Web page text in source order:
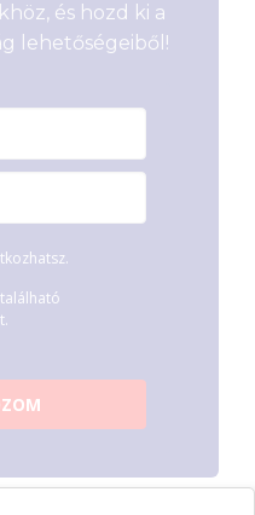
és hozd ki a
lehetőségeiből!